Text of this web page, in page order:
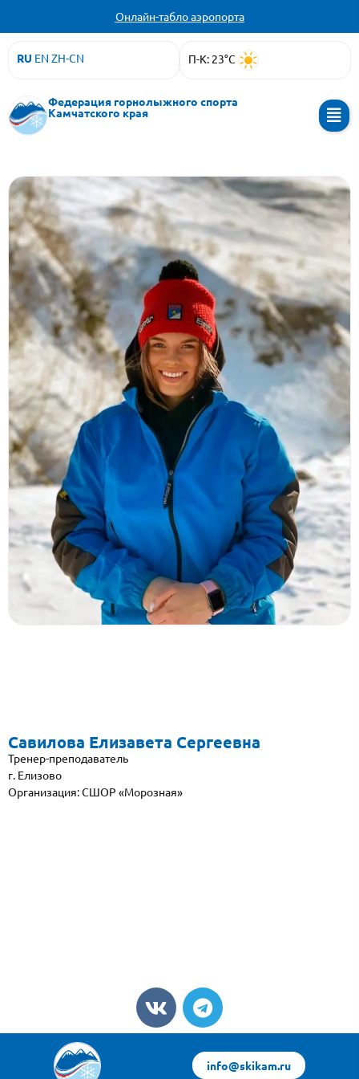
Онлайн-табло аэропорта
RU EN ZH-CN П-К: 23°C
Федерация горнолыжного спорта
Камчатского края
Савилова Елизавета Сергеевна
Тренер-преподаватель
г. Елизово
Организация: СШОР «Морозная»
info@skikam.ru